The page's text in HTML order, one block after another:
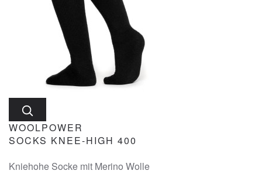
WOOLPOWER
SOCKS KNEE-HIGH 400
Kniehohe Socke mit Merino Wolle